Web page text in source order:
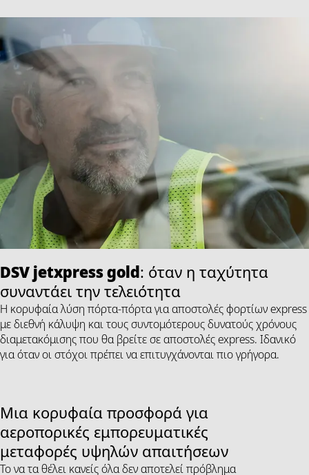
DSV jetxpress gold : όταν η ταχύτητα
συναντάει την τελειότητα
Η κορυφαία λύση πόρτα-πόρτα για αποστολές φορτίων express
με διεθνή κάλυψη και τους συντομότερους δυνατούς χρόνους
διαμετακόμισης που θα βρείτε σε αποστολές express. Ιδανικό
για όταν οι στόχοι πρέπει να επιτυγχάνονται πιο γρήγορα.
Μια κορυφαία προσφορά για
αεροπορικές εμπορευματικές
μεταφορές υψηλών απαιτήσεων
Το να τα θέλει κανείς όλα δεν αποτελεί πρόβλημα